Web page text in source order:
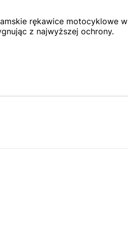
rękawice motocyklowe w
z najwyższej ochrony.